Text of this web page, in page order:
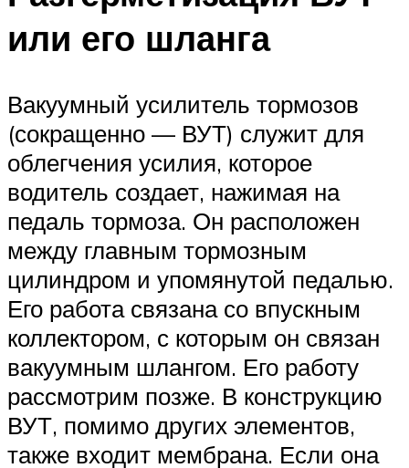
или его шланга
Вакуумный усилитель тормозов
(сокращенно — ВУТ) служит для
облегчения усилия, которое
водитель создает, нажимая на
педаль тормоза. Он расположен
между главным тормозным
цилиндром и упомянутой педалью.
Его работа связана со впускным
коллектором, с которым он связан
вакуумным шлангом. Его работу
рассмотрим позже. В конструкцию
ВУТ, помимо других элементов,
также входит мембрана. Если она